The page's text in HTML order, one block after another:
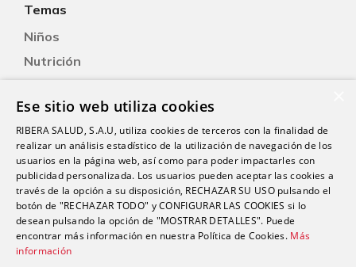
Temas
Niños
Nutrición
Oftalmología
Otorrinolaringología
Oncología
Fisioterapia
Contacto
Ese sitio web utiliza cookies
RIBERA SALUD, S.A.U, utiliza cookies de terceros con la finalidad de
realizar un análisis estadístico de la utilización de navegación de los
usuarios en la página web, así como para poder impactarles con
publicidad personalizada. Los usuarios pueden aceptar las cookies a
través de la opción a su disposición, RECHAZAR SU USO pulsando el
botón de "RECHAZAR TODO" y CONFIGURAR LAS COOKIES si lo
desean pulsando la opción de "MOSTRAR DETALLES". Puede
encontrar más información en nuestra Política de Cookies. Más
información